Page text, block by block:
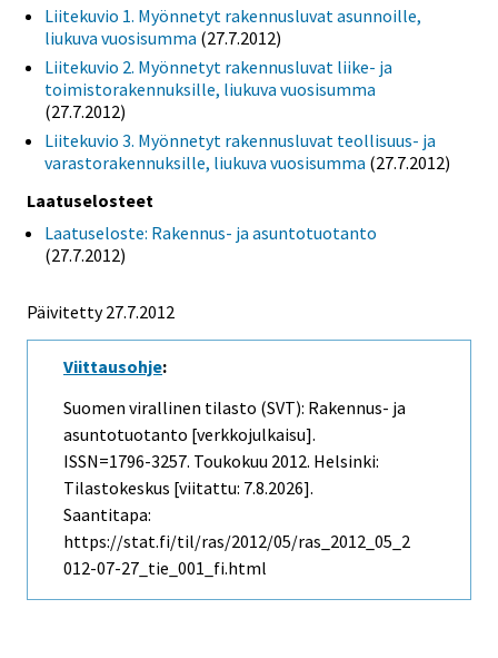
Liitekuvio 1. Myönnetyt rakennusluvat asunnoille,
liukuva vuosisumma (27.7.2012)
Liitekuvio 2. Myönnetyt rakennusluvat liike- ja
toimistorakennuksille, liukuva vuosisumma
(27.7.2012)
Liitekuvio 3. Myönnetyt rakennusluvat teollisuus- ja
varastorakennuksille, liukuva vuosisumma (27.7.2012)
Laatuselosteet
Laatuseloste: Rakennus- ja asuntotuotanto
(27.7.2012)
Päivitetty 27.7.2012
Viittausohje:
Suomen virallinen tilasto (SVT): Rakennus- ja
asuntotuotanto [verkkojulkaisu].
ISSN=1796-3257. Toukokuu 2012. Helsinki:
Tilastokeskus [viitattu: 7.8.2026].
Saantitapa:
https://stat.fi/til/ras/2012/05/ras_2012_05_2
012-07-27_tie_001_fi.html